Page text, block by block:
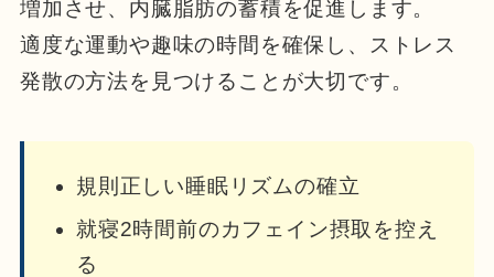
増加させ、内臓脂肪の蓄積を促進します。
適度な運動や趣味の時間を確保し、ストレス
発散の方法を見つけることが大切です。
規則正しい睡眠リズムの確立
就寝2時間前のカフェイン摂取を控え
る